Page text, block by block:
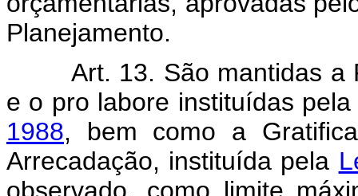
Planejamento.
Art. 13. São mantidas a
e o pro labore instituídas
1988, bem como a
Arrecadação, instituída pela